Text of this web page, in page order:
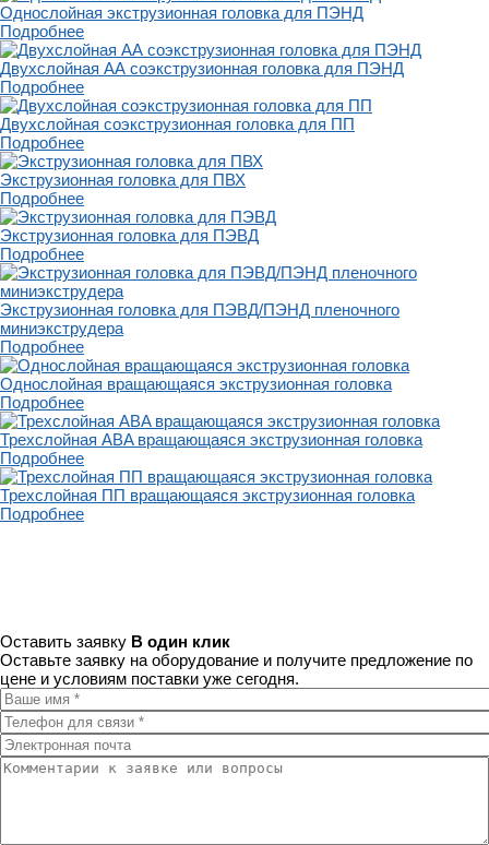
Однослойная экструзионная головка для ПЭНД
Подробнее
Двухслойная АА соэкструзионная головка для ПЭНД
Подробнее
Двухслойная соэкструзионная головка для ПП
Подробнее
Экструзионная головка для ПВХ
Подробнее
Экструзионная головка для ПЭВД
Подробнее
Экструзионная головка для ПЭВД/ПЭНД пленочного
миниэкструдера
Подробнее
Однослойная вращающаяся экструзионная головка
Подробнее
Трехслойная ABA вращающаяся экструзионная головка
Подробнее
Трехслойная ПП вращающаяся экструзионная головка
Подробнее
Оставить заявку В один клик
Оставьте заявку на оборудование и получите предложение по
цене и условиям поставки уже сегодня.
Ваше имя*
Телефон для связи
Электронная почта
Комментарии к заявке или вопросы